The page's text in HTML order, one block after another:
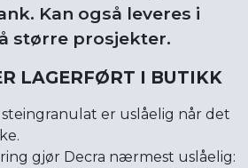
Kan også leveres i
større prosjekter.
LAGERFØRT I BUTIKK
er uslåelig når det
gjør Decra nærmest uslåelig: